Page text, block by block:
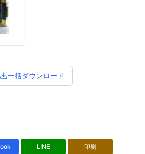
一括ダウンロード
LINE 印刷